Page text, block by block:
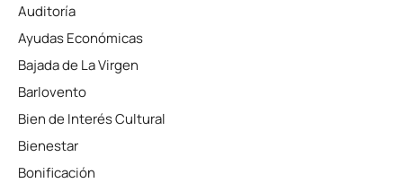
Auditoría
Ayudas Económicas
Bajada de La Virgen
Barlovento
Bien de Interés Cultural
Bienestar
Bonificación